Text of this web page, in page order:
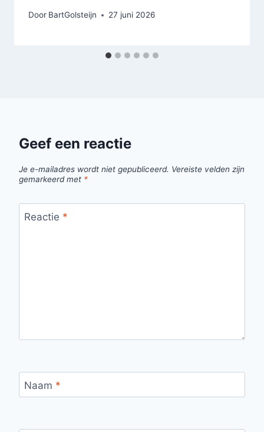
Door BartGolsteijn 27 juni 2026
Geef een reactie
Je e-mailadres wordt niet gepubliceerd. Vereiste velden zijn
gemarkeerd met *
Reactie *
Naam *